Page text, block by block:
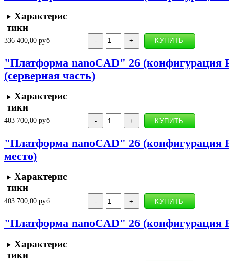
Характерис
тики
336 400,00 руб
"Платформа nanoCAD" 26 (конфигурация
(серверная часть)
Характерис
тики
403 700,00 руб
"Платформа nanoCAD" 26 (конфигурация
место)
Характерис
тики
403 700,00 руб
"Платформа nanoCAD" 26 (конфигурация
Характерис
тики